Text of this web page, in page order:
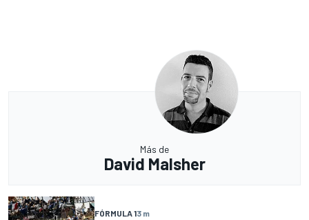
Más de
David Malsher
FÓRMULA 13 m